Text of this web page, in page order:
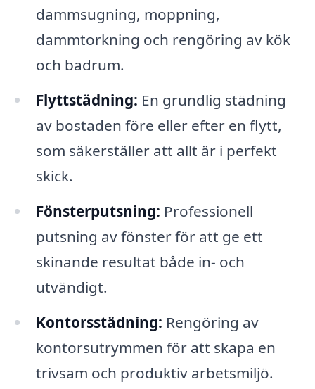
dammsugning, moppning,
dammtorkning och rengöring av kök
och badrum.
Flyttstädning: En grundlig städning
av bostaden före eller efter en flytt,
som säkerställer att allt är i perfekt
skick.
Fönsterputsning: Professionell
putsning av fönster för att ge ett
skinande resultat både in- och
utvändigt.
Kontorsstädning: Rengöring av
kontorsutrymmen för att skapa en
trivsam och produktiv arbetsmiljö.